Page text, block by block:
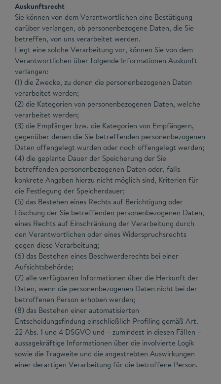
Auskunftsrecht
Sie können von dem Verantwortlichen eine Bestätigung
darüber verlangen, ob personenbezogene Daten, die Sie
betreffen, von uns verarbeitet werden.
Liegt eine solche Verarbeitung vor, können Sie von dem
Verantwortlichen über folgende Informationen Auskunft
verlangen:
(1) die Zwecke, zu denen die personenbezogenen Daten
verarbeitet werden;
(2) die Kategorien von personenbezogenen Daten, welche
verarbeitet werden;
(3) die Empfänger bzw. die Kategorien von Empfängern,
gegenüber denen die Sie betreffenden personenbezogenen
Daten offengelegt wurden oder noch offengelegt werden;
(4) die geplante Dauer der Speicherung der Sie
betreffenden personenbezogenen Daten oder, falls
konkrete Angaben hierzu nicht möglich sind, Kriterien für
die Festlegung der Speicherdauer;
(5) das Bestehen eines Rechts auf Berichtigung oder
Löschung der Sie betreffenden personenbezogenen Daten,
eines Rechts auf Einschränkung der Verarbeitung durch
den Verantwortlichen oder eines Widerspruchsrechts
gegen diese Verarbeitung;
(6) das Bestehen eines Beschwerderechts bei einer
Aufsichtsbehörde;
(7) alle verfügbaren Informationen über die Herkunft der
Daten, wenn die personenbezogenen Daten nicht bei der
betroffenen Person erhoben werden;
(8) das Bestehen einer automatisierten
Entscheidungsfindung einschließlich Profiling gemäß Art.
22 Abs. 1 und 4 DSGVO und – zumindest in diesen Fällen –
aussagekräftige Informationen über die involvierte Logik
sowie die Tragweite und die angestrebten Auswirkungen
einer derartigen Verarbeitung für die betroffene Person.